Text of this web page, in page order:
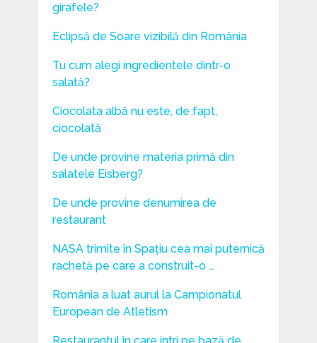
girafele?
Eclipsă de Soare vizibilă din România
Tu cum alegi ingredientele dintr-o
salată?
Ciocolata albă nu este, de fapt,
ciocolată
De unde provine materia primă din
salatele Eisberg?
De unde provine denumirea de
restaurant
NASA trimite în Spațiu cea mai puternică
rachetă pe care a construit-o …
România a luat aurul la Campionatul
European de Atletism